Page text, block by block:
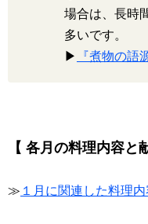
場合は、長時
多いです。
▶
『煮物の語
【 各月の料理内容と
≫ １月に関連した料理内